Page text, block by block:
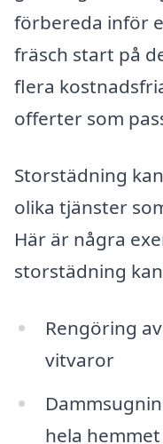
förbereda inför
fräsch start på
flera
offerter som
Storstädning
olika tjänster
Här är några
storstädning
Rengöring
vitvaror
hela hemmet